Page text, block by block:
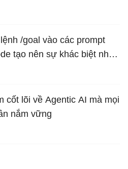
/goal vào các prompt
tạo nên sự khác biệt như
cốt lõi về Agentic AI mà mọi
nắm vững